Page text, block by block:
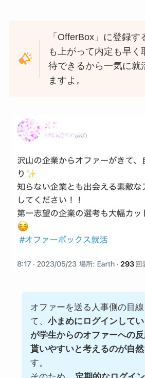
「OfferBox」に登録
も上がって内定も早く
待できるから一気に就
ますよ。
オファーを送る人事側の目
て、 小まめにログインして
が学生からのオファーへの
貰いやすいと考えるのが自然
す。